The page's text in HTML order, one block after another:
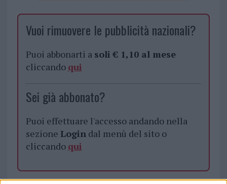
Vuoi rimuovere le pubblicità nazionali?
Puoi abbonarti a soli € 1,10 al mese
cliccando qui
Sei già abbonato?
Puoi effettuare l'accesso andando nella
sezione Logindal menù del sito o
cliccando qui